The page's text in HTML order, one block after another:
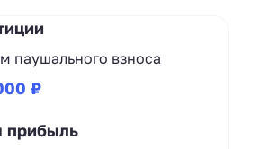
паушального взноса
₽
прибыль